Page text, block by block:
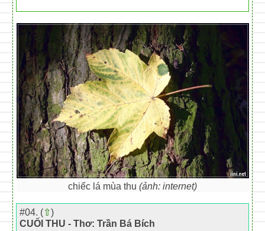
chiếc lá mùa thu (ảnh: internet)
#04. (⇧)
CUỐI THU - Thơ: Trần Bá Bích